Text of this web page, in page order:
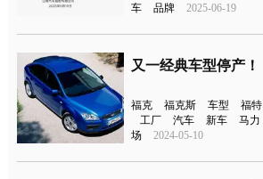
车
品牌 2025-06-19
又一经典车型停产！
福克 福克斯 车型 福特
工厂
汽车 新车 马力
场
2024-05-10